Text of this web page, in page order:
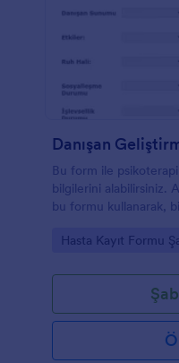
Danışan
Bu form ile psikoterapi
bilgilerini alabilirsiniz.
bu formu kullanarak,
hedeflerinizi not
Go to Category:
Hasta Kayıt Formu